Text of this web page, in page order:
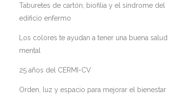
Taburetes de cartón, biofilia y el síndrome del
edificio enfermo
Los colores te ayudan a tener una buena salud
mental
25 años del CERMI-CV
Orden, luz y espacio para mejorar el bienestar